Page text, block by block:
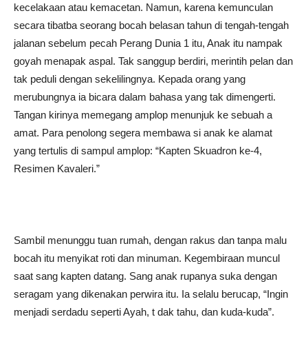
kecelakaan atau kemacetan. Namun, karena kemunculan
secara tibatba seorang bocah belasan tahun di tengah-tengah
jalanan sebelum pecah Perang Dunia 1 itu, Anak itu nampak
goyah menapak aspal. Tak sanggup berdiri, merintih pelan dan
tak peduli dengan sekelilingnya. Kepada orang yang
merubungnya ia bicara dalam bahasa yang tak dimengerti.
Tangan kirinya memegang amplop menunjuk ke sebuah a
amat. Para penolong segera membawa si anak ke alamat
yang tertulis di sampul amplop: “Kapten Skuadron ke-4,
Resimen Kavaleri.”
Sambil menunggu tuan rumah, dengan rakus dan tanpa malu
bocah itu menyikat roti dan minuman. Kegembiraan muncul
saat sang kapten datang. Sang anak rupanya suka dengan
seragam yang dikenakan perwira itu. Ia selalu berucap, “Ingin
menjadi serdadu seperti Ayah, t dak tahu, dan kuda-kuda”.